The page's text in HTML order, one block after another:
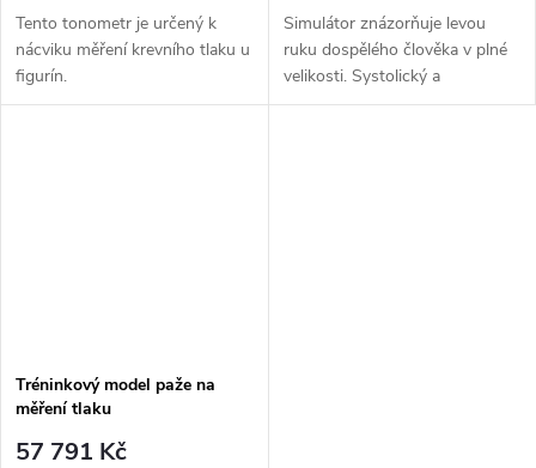
Tento tonometr je určený k
nácviku měření krevního tlaku u
figurín.
Simulátor znázorňuje levou
ruku dospělého člověka v plné
velikosti. Systolický a
diastolický tlak, auskultační
Tréninkový model paže na
měření tlaku
57 791 Kč